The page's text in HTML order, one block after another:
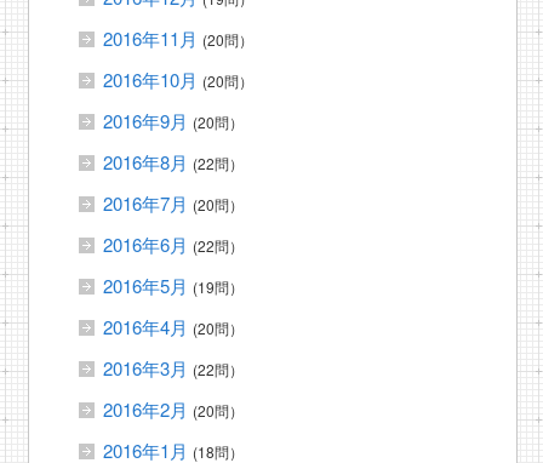
2016年11月 (20問）
2016年10月 (20問）
2016年9月 (20問）
2016年8月 (22問）
2016年7月 (20問）
2016年6月 (22問）
2016年5月 (19問）
2016年4月 (20問）
2016年3月 (22問）
2016年2月 (20問）
2016年1月 (18問）